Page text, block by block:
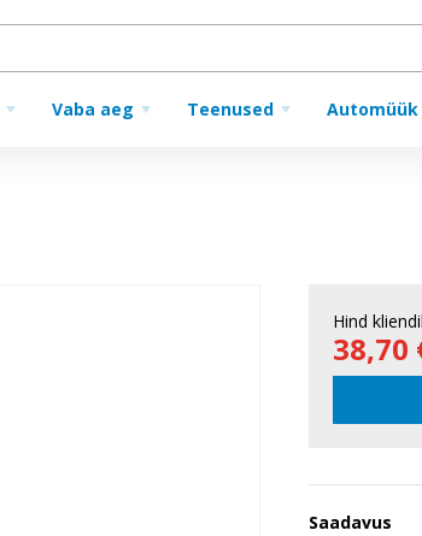
Vaba aeg Teenused Automüük
Hind
38,70
Saadavus